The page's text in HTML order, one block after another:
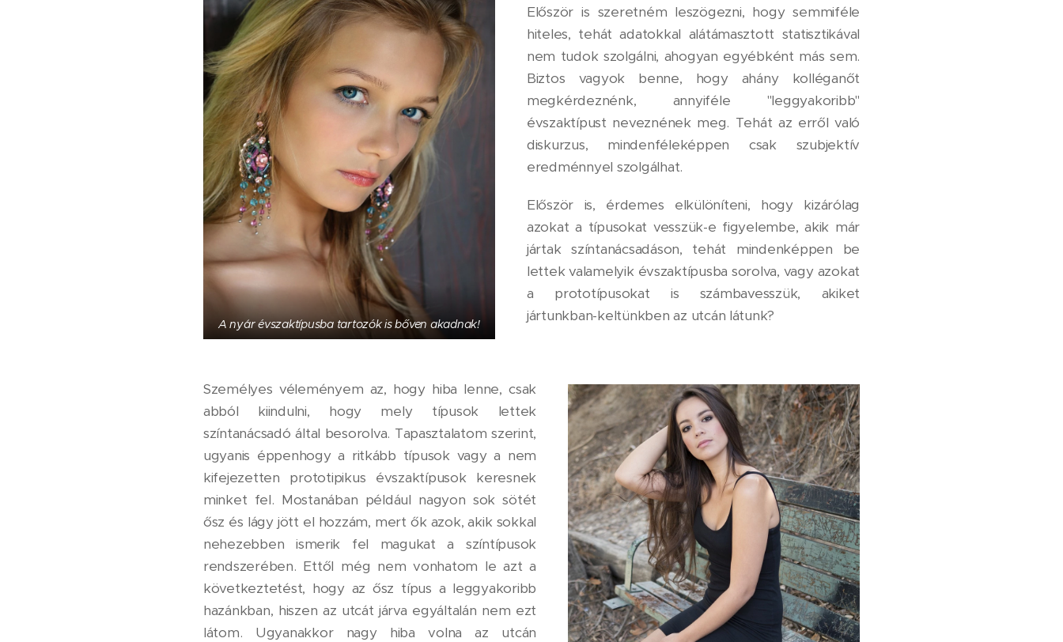
A nyár évszaktípusba tartozók is bőven akadnak!
Először is szeretném leszögezni, hogy semmiféle
hiteles, tehát adatokkal alátámasztott statisztikával
nem tudok szolgálni, ahogyan egyébként más sem.
Biztos vagyok benne, hogy ahány kolléganőt
megkérdeznénk, annyiféle "leggyakoribb"
évszaktípust neveznének meg. Tehát az erről való
diskurzus, mindenféleképpen csak szubjektív
eredménnyel szolgálhat.
Először is, érdemes elkülöníteni, hogy kizárólag
azokat a típusokat vesszük-e figyelembe, akik már
jártak színtanácsadáson, tehát mindenképpen be
lettek valamelyik évszaktípusba sorolva, vagy azokat
a prototípusokat is számbavesszük, akiket
jártunkban-keltünkben az utcán látunk?
Személyes véleményem az, hogy hiba lenne, csak
abból kiindulni, hogy mely típusok lettek
színtanácsadó által besorolva. Tapasztalatom szerint,
ugyanis éppenhogy a ritkább típusok vagy a nem
kifejezetten prototipikus évszaktípusok keresnek
minket fel. Mostanában például nagyon sok sötét
ősz és lágy jött el hozzám, mert ők azok, akik sokkal
nehezebben ismerik fel magukat a színtípusok
rendszerében. Ettől még nem vonhatom le azt a
következtetést, hogy az ősz típus a leggyakoribb
hazánkban, hiszen az utcát járva egyáltalán nem ezt
látom. Ugyanakkor nagy hiba volna az utcán